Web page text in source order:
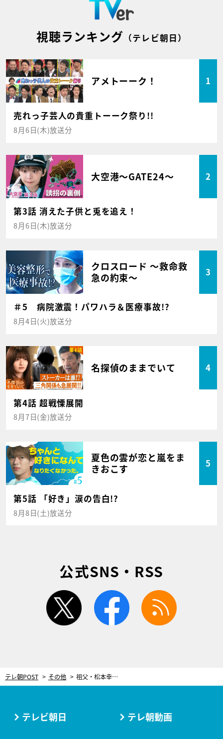
視聴ランキング （テレビ朝日）
アメトーーク！ 1
売れっ子芸人の貴重トーーク祭り!!
8月6日(木)放送分
大空港～GATE24～ 2
第3話 消えた子供と兎を追え！
8月6日(木)放送分
クロスロード ～救命救
急の約束～
3
＃5 病院激震！パワハラ＆医療事故!?
8月4日(火)放送分
名探偵のままでいて 4
第4話 超戦慄展開
8月7日(金)放送分
夏色の雲が恋と嵐をま
きおこす
5
第5話 「好き」涙の告白!?
8月8日(土)放送分
公式SNS・RSS
twitter facebook
テレ朝POST その他 祖父・松本幸四郎に歌舞伎の面白さを“教えた”。八代目市川染五郎に10年間密着
テレビ朝日 テレ朝動画